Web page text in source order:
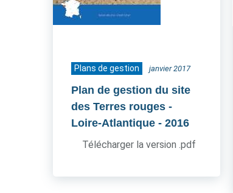
Plans de gestion janvier 2017
Plan de gestion du site
des Terres rouges -
Loire-Atlantique - 2016
Télécharger la version .pdf